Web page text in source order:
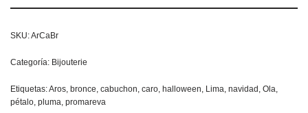
SKU:ArCaBr
Categoría: Bijouterie
Etiquetas:Aros, bronce, cabuchon, caro, halloween, Lima, navidad , Ola,
pétalo, pluma, promareva